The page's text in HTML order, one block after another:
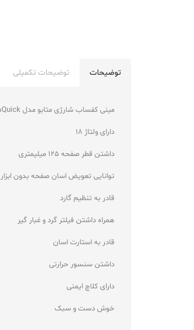
توضیحات توضیحات تکمیلی
مینی کفساب شارژی متابو مدل W18LTX125Quick
دارای ولتاژ 18
داشتن قطر صفحه 125 میلیمتری
توانایی تعویض اسان صفحه بدون ابزار
قادر به تنظیم گارد
همراه داشتن فیلتر گرد و غبار گیر
قادر به استارت اسان
داشتن سنسور حرارتی
دارای کلاچ ایمنی
خوش دست و سبک